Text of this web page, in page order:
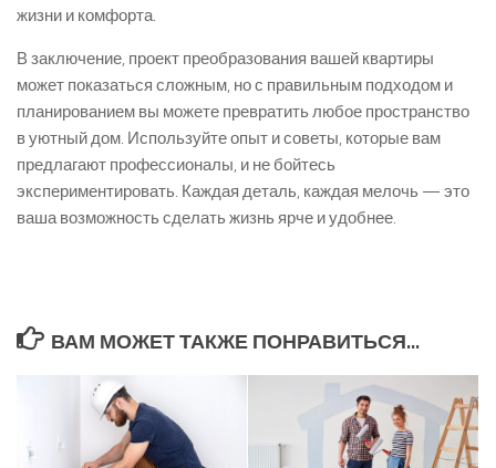
жизни и комфорта.
В заключение, проект преобразования вашей квартиры
может показаться сложным, но с правильным подходом и
планированием вы можете превратить любое пространство
в уютный дом. Используйте опыт и советы, которые вам
предлагают профессионалы, и не бойтесь
экспериментировать. Каждая деталь, каждая мелочь — это
ваша возможность сделать жизнь ярче и удобнее.
ВАМ МОЖЕТ ТАКЖЕ ПОНРАВИТЬСЯ...